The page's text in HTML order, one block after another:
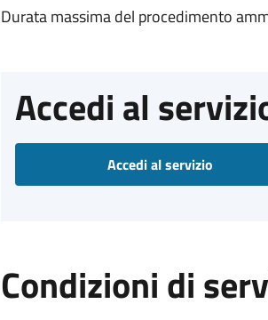
Durata massima del procedimento
Accedi al
Accedi al servizio
Condizioni di